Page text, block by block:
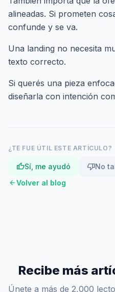
alineadas. Si prometen
confunde y se va.
Una landing no necesita
texto correcto.
Si querés una pieza
diseñarla con intención
¿TE FUE ÚTIL ESTE ARTÍCULO?
thumb_upSí, me ayudó thumb_downNo
arrow_backVolver al blog
Recibe más
Únete a más de 2,000